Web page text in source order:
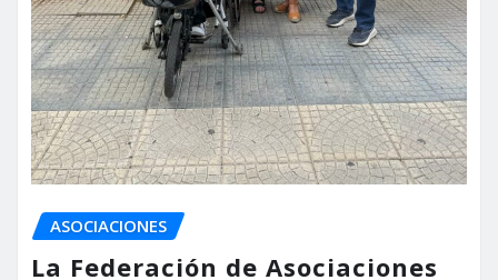
ASOCIACIONES
La Federación de Asociaciones